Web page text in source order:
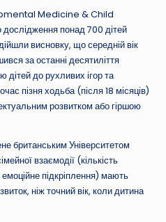
Medicine & Child
понад 700 дітей
висновку, що середній вік
за останні десятиліття
дітей до рухливих ігор та
пізня ходьба (після 18 місяців)
розвитком або гіршою
британським Університетом
взаємодії (кількість
емоційне підкріплення) мають
ніж точний вік, коли дитина